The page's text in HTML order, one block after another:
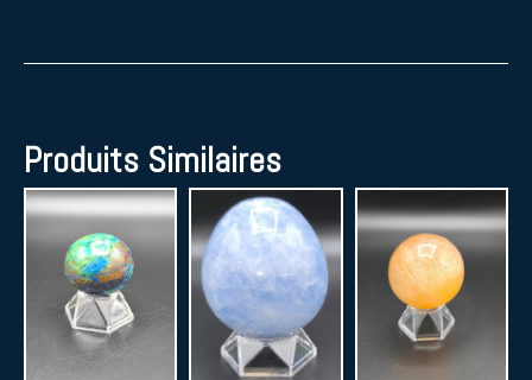
Produits Similaires